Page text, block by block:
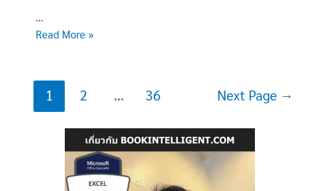
…
[Template
ดาวน์โหลด]
คำนวณ
(Home
Read More »
pagination
1 2 … 36 Next Page →